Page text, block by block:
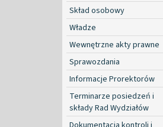
Skład osobowy
Władze
Wewnętrzne akty prawne
Sprawozdania
Informacje Prorektorów
Terminarze posiedzeń i
składy Rad Wydziałów